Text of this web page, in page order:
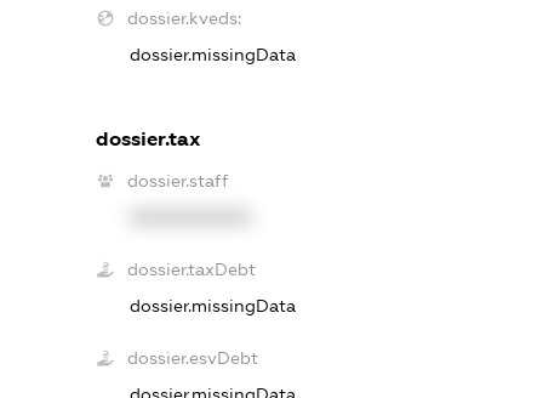
dossier.kveds:
dossier.missingData
dossier.tax
dossier.staff
dossier.taxDebt
dossier.missingData
dossier.esvDebt
dossier.missingData